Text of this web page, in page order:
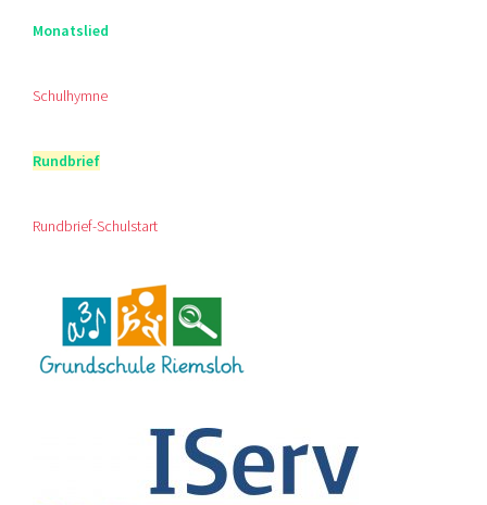
Monatslied
Schulhymne
Rundbrief
Rundbrief-Schulstart